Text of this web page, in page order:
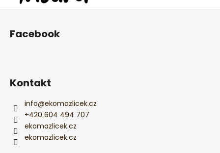
Z
Facebook
Kontakt
info@ekomazlicek.cz
+420 604 494 707
ekomazlicek.cz
ekomazlicek.cz